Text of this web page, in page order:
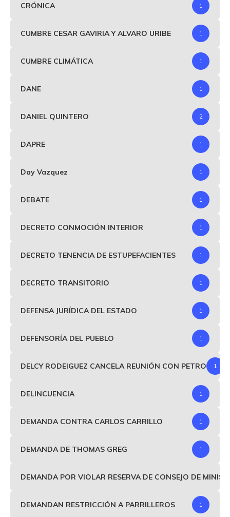
CRÓNICA 1
CUMBRE CESAR GAVIRIA Y ALVARO URIBE 1
CUMBRE CLIMÁTICA 1
DANE 1
DANIEL QUINTERO 2
DAPRE 1
Day Vazquez 1
DEBATE 1
DECRETO CONMOCIÓN INTERIOR 1
DECRETO TENENCIA DE ESTUPEFACIENTES 1
DECRETO TRANSITORIO 1
DEFENSA JURÍDICA DEL ESTADO 1
DEFENSORÍA DEL PUEBLO 1
DELCY RODEIGUEZ CANCELA REUNIÓN CON PETRO 1
DELINCUENCIA 1
DEMANDA CONTRA CARLOS CARRILLO 1
DEMANDA DE THOMAS GREG 1
DEMANDA POR VIOLAR RESERVA DE CONSEJO DE
DEMANDAN RESTRICCIÓN A PARRILLEROS 1